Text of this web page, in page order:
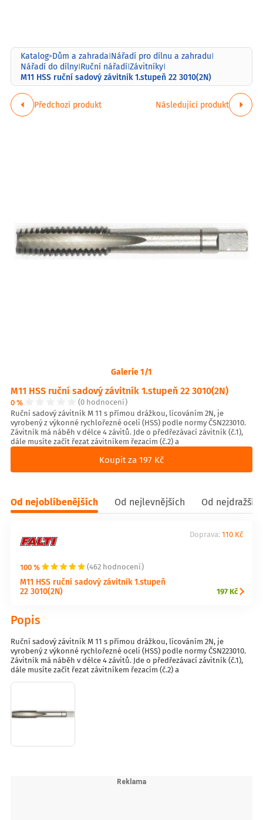
Katalog>Dům a zahrada|Nářadí pro dílnu a zahradu|
Nářadí do dílny|Ruční nářadí|Závitníky|
M11 HSS ruční sadový závitník 1.stupeň 22 3010(2N)
Předchozí produkt Následující produkt
Galerie 1/1
M11 HSS ruční sadový závitník 1.stupeň 22 3010(2N)
0 %
(0 hodnocení)
Ruční sadový závitník M 11 s přímou drážkou, lícováním 2N, je
vyrobený z výkonné rychlořezné oceli (HSS) podle normy ČSN223010.
Závitník má náběh v délce 4 závitů. Jde o předřezávací závitník (č.1),
dále musíte začít řezat závitníkem řezacím (č.2) a
Koupit za 197 Kč
Od nejoblíbenějších Od nejlevnějších Od
100 % (462 hodnocení)
M11 HSS ruční sadový závitník 1.stupeň
22 3010(2N)
Doprava: 110 Kč
197 Kč
Popis
Ruční sadový závitník M 11 s přímou drážkou, lícováním 2N, je
vyrobený z výkonné rychlořezné oceli (HSS) podle normy ČSN223010.
Závitník má náběh v délce 4 závitů. Jde o předřezávací závitník (č.1),
dále musíte začít řezat závitníkem řezacím (č.2) a